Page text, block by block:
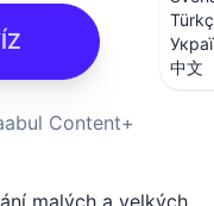
中文
Content+
malých a velkých